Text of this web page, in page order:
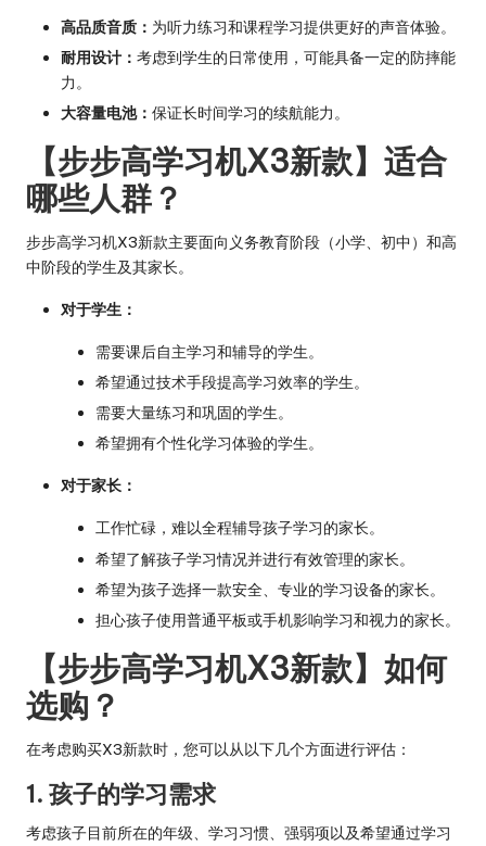
高品质音质： 为听力练习和课程学习提供更好的声音体验。
耐用设计： 考虑到学生的日常使用，可能具备一定的防摔能
力。
大容量电池： 保证长时间学习的续航能力。
【步步高学习机X3新款】适合
哪些人群？
步步高学习机X3新款主要面向义务教育阶段（小学、初中）和高
中阶段的学生及其家长。
对于学生：
需要课后自主学习和辅导的学生。
希望通过技术手段提高学习效率的学生。
需要大量练习和巩固的学生。
希望拥有个性化学习体验的学生。
对于家长：
工作忙碌，难以全程辅导孩子学习的家长。
希望了解孩子学习情况并进行有效管理的家长。
希望为孩子选择一款安全、专业的学习设备的家长。
担心孩子使用普通平板或手机影响学习和视力的家长。
【步步高学习机X3新款】如何
选购？
在考虑购买X3新款时，您可以从以下几个方面进行评估：
1. 孩子的学习需求
考虑孩子目前所在的年级、学习习惯、强弱项以及希望通过学习